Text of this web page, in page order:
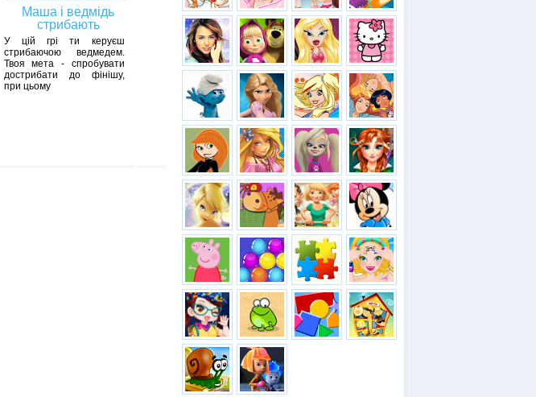
Маша і ведмідь
стрибають
У цій грі ти керуєш
стрибаючою ведмедем.
Твоя мета - спробувати
дострибати до фінішу,
при цьому